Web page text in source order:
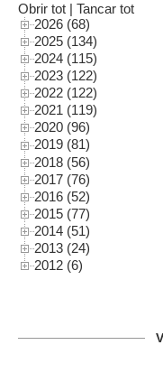
Obrir tot | Tancar tot
2026 (68)
2025 (134)
2024 (115)
2023 (122)
2022 (122)
2021 (119)
2020 (96)
2019 (81)
2018 (56)
2017 (76)
2016 (52)
2015 (77)
2014 (51)
2013 (24)
2012 (6)